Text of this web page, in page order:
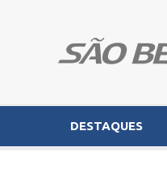
DESTAQUES